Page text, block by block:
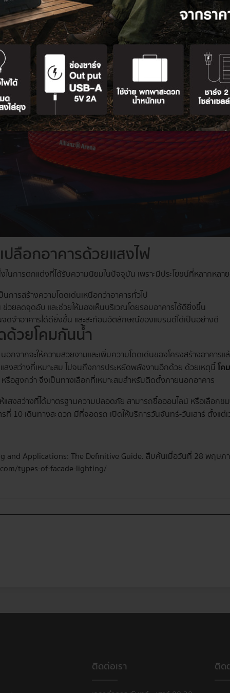
ลือกอาคารด้วยแสงไฟ
ในการตกแต่งที่ได้รับความนิยมในปัจจุบัน เพราะมีประโยชน์ที่หลากหลา
การสร้างความโดดเด่นเหนือกว่าอาคารทั่วไป
วยลดจุดอับ และช่วยให้มองเห็นบริเวณโดยรอบอาคารได้ดียิ่งขึ้น
ดจำอาคารได้ดียิ่งขึ้น และสะท้อนอัตลักษณ์ของแบรนด์ได้เป็นอย่างดี
ด้วยโคมกันน้ำ
กจากจะให้ความสวยงามและเพิ่มความโดดเด่นของโครงสร้างอาคาร
งสว่างที่เหมาะสม ไปจนถึงการประหยัดพลังงานอีกด้วย ด้วยเหตุนี้โค
รือสูงกว่า จึงเป็นทางเลือกที่เหมาะสมสำหรับติดตั้งภายนอกอาคาร
สงสว่างที่ได้มาตรฐานความปลอดภัย สามารถซื้อออนไลน์ หรือเลือกช
10 เดินทางสะดวก มีที่จอดรถ เปิดให้บริการวันจันทร์-วันเสาร์ ตั้งแต่
and Applications: The Definitive Guide. สืบค้นเมื่อวันที่ 28 พฤษ
types-of-facade-lighting/
ติดต่อเรา ติด